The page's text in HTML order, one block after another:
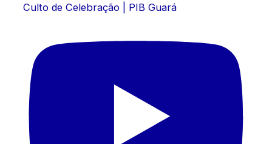
Culto de Celebração | PIB Guará